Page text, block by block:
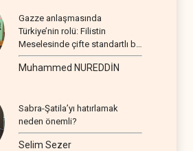
Gazze anlaşmasında
Türkiye’nin rolü: Filistin
Meselesinde çifte standartlı bir
seyir
Muhammed NUREDDİN
Sabra-Şatila’yı hatırlamak
neden önemli?
Selim Sezer